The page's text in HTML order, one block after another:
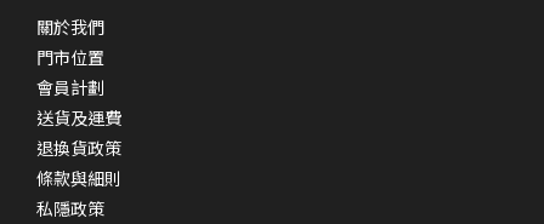
關於我們
門市位置
會員計劃
送貨及運費
退換貨政策
條款與細則
私隱政策